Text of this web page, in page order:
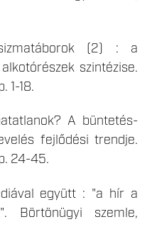
(2) : a
szintézise.
1-18.
A büntetés-
fejlődési trendje.
24-45.
együtt : "a hír a
Börtönügyi szemle,